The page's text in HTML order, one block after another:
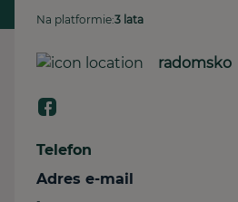
Na platformie:3 lata
radomsko
Telefon
Adres e-mail